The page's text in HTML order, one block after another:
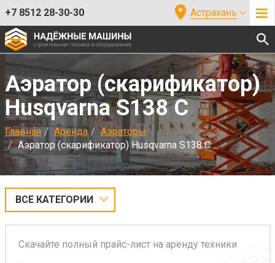
+7 8512 28-30-30 Астрахань
Аэратор (скарификатор)
Husqvarna S138 C
Главная Аренда
Аэраторы
Аэратор (скарификатор) Husqvarna S138 C
ВСЕ КАТЕГОРИИ
Скачайте полный прайс-лист на аренду техники